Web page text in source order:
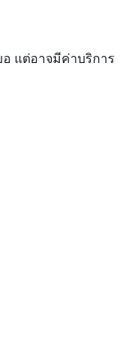
แต่อาจมีค่าบริการ